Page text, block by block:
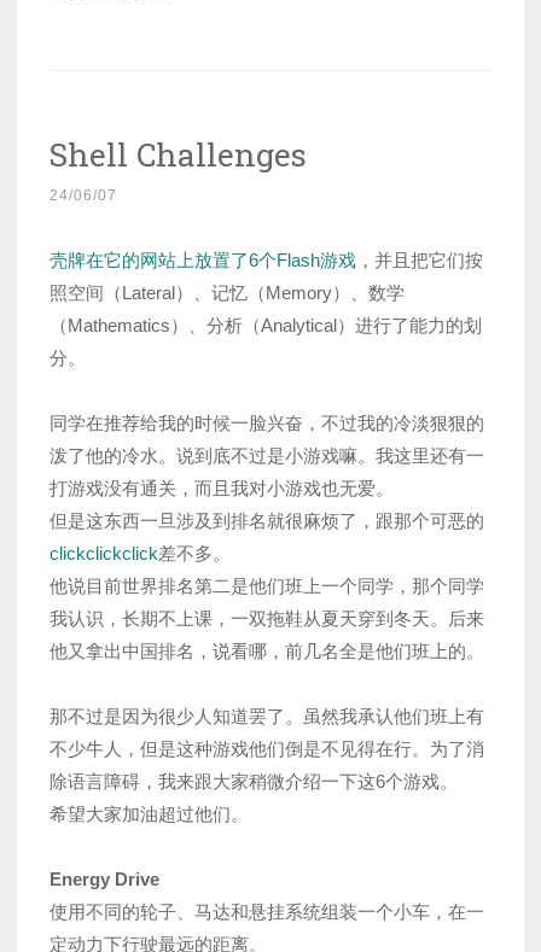
Shell Challenges
24/06/07
壳牌在它的网站上放置了6个Flash游戏 ，并且把它们按
照空间（Lateral）、记忆（Memory）、数学
（Mathematics）、分析（Analytical）进行了能力的划
分。
同学在推荐给我的时候一脸兴奋，不过我的冷淡狠狠的
泼了他的冷水。说到底不过是小游戏嘛。我这里还有一
打游戏没有通关，而且我对小游戏也无爱。
但是这东西一旦涉及到排名就很麻烦了，跟那个可恶的
clickclickclick差不多。
他说目前世界排名第二是他们班上一个同学，那个同学
我认识，长期不上课，一双拖鞋从夏天穿到冬天。后来
他又拿出中国排名，说看哪，前几名全是他们班上的。
那不过是因为很少人知道罢了。虽然我承认他们班上有
不少牛人，但是这种游戏他们倒是不见得在行。为了消
除语言障碍，我来跟大家稍微介绍一下这6个游戏。
希望大家加油超过他们。
Energy Drive
使用不同的轮子、马达和悬挂系统组装一个小车，在一
定动力下行驶最远的距离。